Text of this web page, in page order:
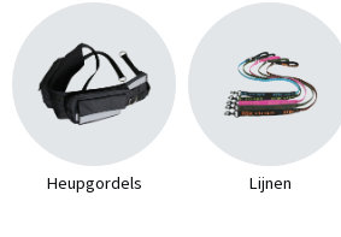
Heupgordels Lijnen